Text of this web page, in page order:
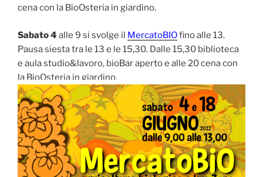
cena con la BioOsteria in giardino.
Sabato 4 alle 9 si svolge il MercatoBIOfino alle 13.
Pausa siesta tra le 13 e le 15,30. Dalle 15,30 biblioteca
e aula studio&lavoro, bioBar aperto e alle 20 cena con
la BioOsteria in giardino.